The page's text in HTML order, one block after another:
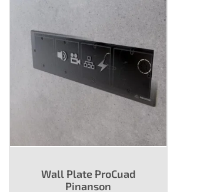
Wall Plate ProCuad
Pinanson